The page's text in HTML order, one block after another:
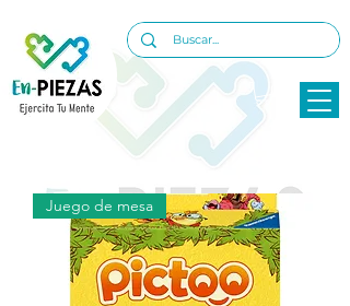
Juego de mesa